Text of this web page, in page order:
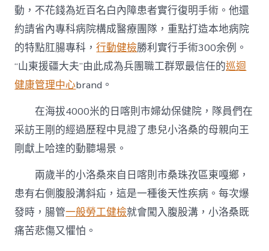
動，不花錢為近百名白內障患者實行復明手術。他還
約請省內專科病院構成醫療團隊，重點打造本地病院
的特點肛腸專科，行動健檢勝利實行手術300余例。
“山東援疆大夫”由此成為兵團職工群眾最信任的巡迴
健康管理中心brand。
在海拔4000米的日喀則市婦幼保健院，隊員們在
采訪王剛的經過歷程中見證了患兒小洛桑的母親向王
剛獻上哈達的動聽場景。
兩歲半的小洛桑來自日喀則市桑珠孜區東嘎鄉，
患有右側腹股溝斜疝，這是一種後天性疾病。每次爆
發時，腸管一般勞工健檢就會闖入腹股溝，小洛桑既
痛苦悲傷又懼怕。